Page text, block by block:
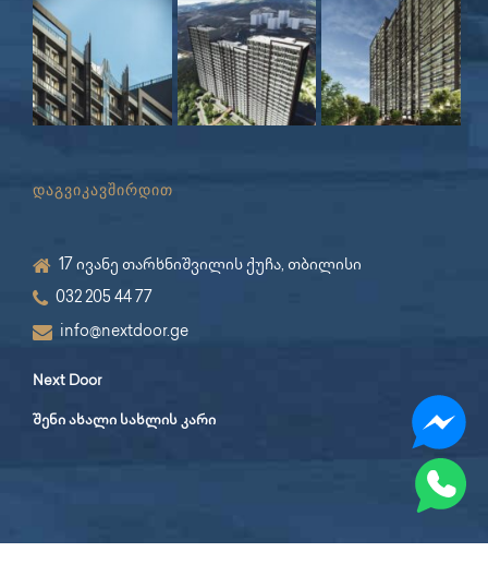
დაგვიკავშირდით
17 ივანე თარხნიშვილის ქუჩა, თბილისი
032 205 44 77
info@nextdoor.ge
Next Door
შენი ახალი სახლის კარი